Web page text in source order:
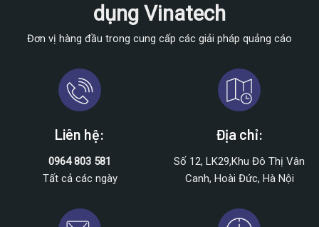
dụng Vinatech
Đơn vị hàng đầu trong cung cấp các giải pháp quảng cáo
Liên hệ:
0964 803 581
Tất cả các ngày
Địa chỉ:
Số 12, LK29,Khu Đô Thị Vân
Canh, Hoài Đức, Hà Nội